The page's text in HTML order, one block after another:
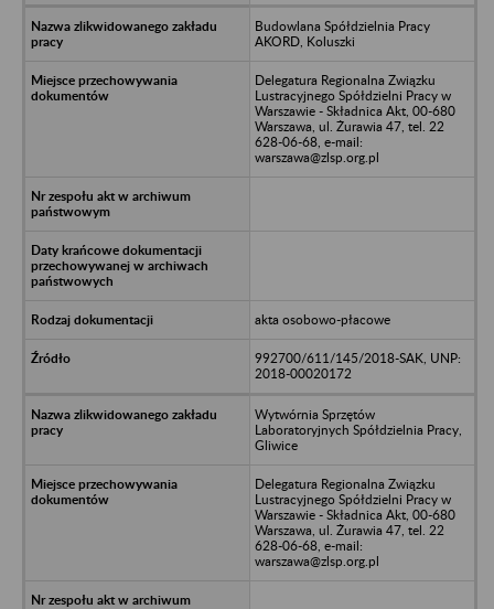
Budowlana Spółdzielnia Pracy
AKORD, Koluszki
Delegatura Regionalna Związku
Lustracyjnego Spółdzielni Pracy w
Warszawie - Składnica Akt, 00-680
Warszawa, ul. Żurawia 47, tel. 22
628-06-68, e-mail:
warszawa@zlsp.org.pl
akta osobowo-płacowe
992700/611/145/2018-SAK, UNP:
2018-00020172
Wytwórnia Sprzętów
Laboratoryjnych Spółdzielnia Pracy,
Gliwice
Delegatura Regionalna Związku
Lustracyjnego Spółdzielni Pracy w
Warszawie - Składnica Akt, 00-680
Warszawa, ul. Żurawia 47, tel. 22
628-06-68, e-mail:
warszawa@zlsp.org.pl